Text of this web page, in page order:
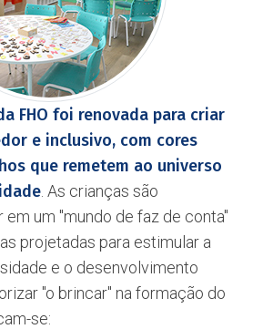
FHO foi renovada para criar
e inclusivo, com cores
que remetem ao universo
. As crianças são
em um ''mundo de faz de conta''
projetadas para estimular a
e o desenvolvimento
''o brincar'' na formação do
se: